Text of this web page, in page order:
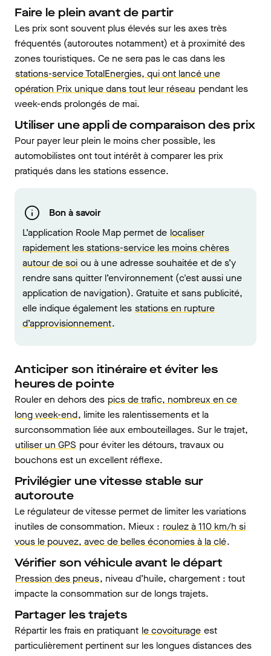
Faire le plein avant de partir
Les prix sont souvent plus élevés sur les axes très
fréquentés (autoroutes notamment) et à proximité des
zones touristiques. Ce ne sera pas le cas dans les
stations-service TotalEnergies, qui ont lancé une
opération Prix unique dans tout leur réseau pendant les
week-ends prolongés de mai.
Utiliser une appli de comparaison des prix
Pour payer leur plein le moins cher possible, les
automobilistes ont tout intérêt à comparer les prix
pratiqués dans les stations essence.
Bon à savoir
L’application Roole Map permet de localiser
rapidement les stations-service les moins chères
autour de soi ou à une adresse souhaitée et de s’y
rendre sans quitter l’environnement (c'est aussi une
application de navigation). Gratuite et sans publicité,
elle indique également les stations en rupture
d’approvisionnement.
Anticiper son itinéraire et éviter les
heures de pointe
Rouler en dehors des pics de trafic, nombreux en ce
long week-end, limite les ralentissements et la
surconsommation liée aux embouteillages. Sur le trajet,
utiliser un GPS pour éviter les détours, travaux ou
bouchons est un excellent réflexe.
Privilégier une vitesse stable sur
autoroute
Le régulateur de vitesse permet de limiter les variations
inutiles de consommation. Mieux : roulez à 110 km/h si
vous le pouvez, avec de belles économies à la clé.
Vérifier son véhicule avant le départ
Pression des pneus, niveau d’huile, chargement : tout
impacte la consommation sur de longs trajets.
Partager les trajets
Répartir les frais en pratiquant le covoiturage est
particulièrement pertinent sur les longues distances des